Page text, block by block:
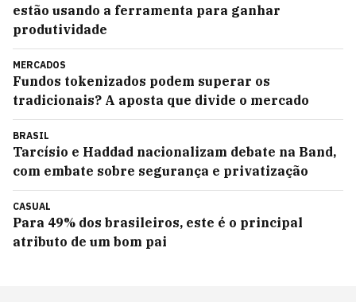
estão usando a ferramenta para ganhar
produtividade
MERCADOS
Fundos tokenizados podem superar os
tradicionais? A aposta que divide o mercado
BRASIL
Tarcísio e Haddad nacionalizam debate na Band,
com embate sobre segurança e privatização
CASUAL
Para 49% dos brasileiros, este é o principal
atributo de um bom pai